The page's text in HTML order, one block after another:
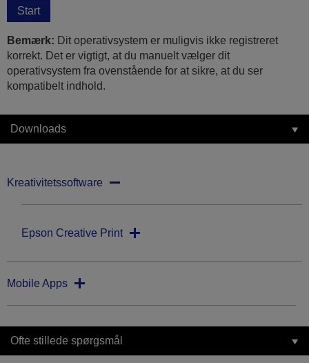
Start
Bemærk: Dit operativsystem er muligvis ikke registreret
korrekt. Det er vigtigt, at du manuelt vælger dit
operativsystem fra ovenstående for at sikre, at du ser
kompatibelt indhold.
Downloads
Kreativitetssoftware
Epson Creative Print
Mobile Apps
Ofte stillede spørgsmål